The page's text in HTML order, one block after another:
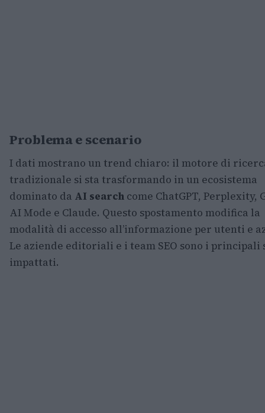
Problema e scenario
I dati mostrano un trend chiaro: il motore di
tradizionale si sta trasformando in un ecosistema
dominato da AI search come ChatGPT, Perplexity,
AI Mode e Claude. Questo spostamento modifica la
modalità di accesso all’informazione per utenti e
Le aziende editoriali e i team SEO sono i principali
impattati.